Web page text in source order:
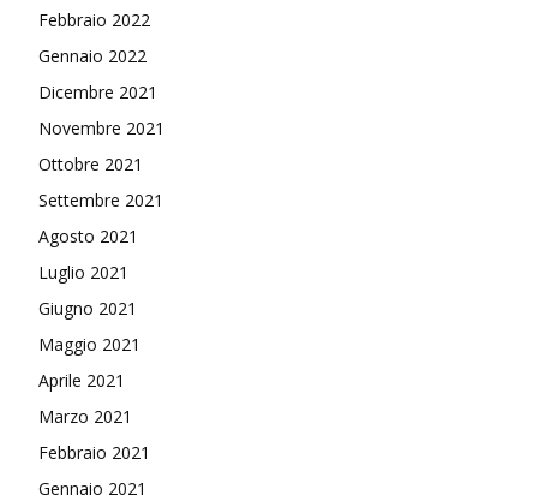
Febbraio 2022
Gennaio 2022
Dicembre 2021
Novembre 2021
Ottobre 2021
Settembre 2021
Agosto 2021
Luglio 2021
Giugno 2021
Maggio 2021
Aprile 2021
Marzo 2021
Febbraio 2021
Gennaio 2021